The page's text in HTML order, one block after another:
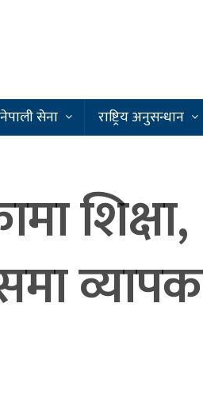
नेपाली सेना राष्ट्रिय अनुसन्धान
शिक्षा,
व्यापक